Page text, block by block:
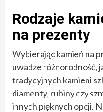
Rodzaje
na prezenty
Wybierając kamień na
uwadze różnorodność,
tradycyjnych kamieni
diamenty, rubiny czy
innych pięknych opcji.